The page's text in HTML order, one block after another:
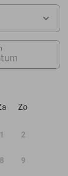
Zo
1 2
8 9